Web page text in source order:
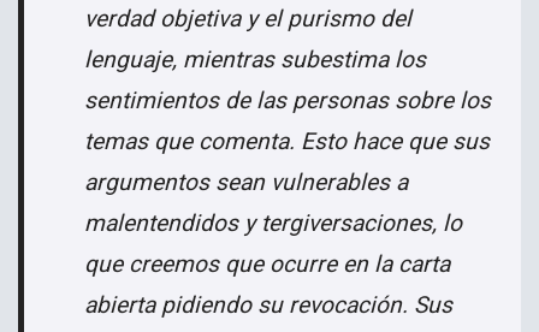
verdad objetiva y el purismo del
lenguaje, mientras subestima los
sentimientos de las personas sobre los
temas que comenta. Esto hace que sus
argumentos sean vulnerables a
malentendidos y tergiversaciones, lo
que creemos que ocurre en la carta
abierta pidiendo su revocación. Sus